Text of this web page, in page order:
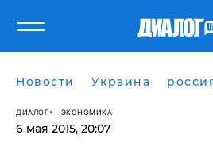
Новости Украина
ДИАЛОГ ЭКОНОМИКА
6 мая 2015, 20:07